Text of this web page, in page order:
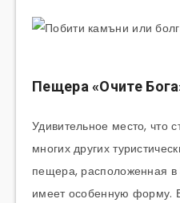
Пещера «Очите
Удивительное место, что
многих других
пещера, расположенная
имеет особенную форму.